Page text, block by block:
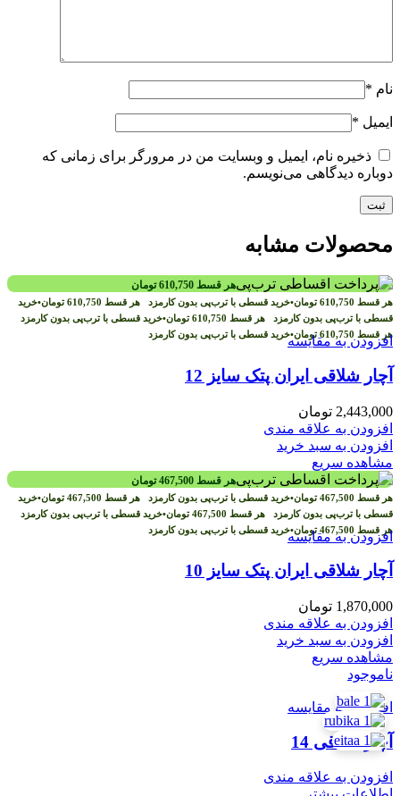
نام *
ایمیل *
ذخیره نام، ایمیل و وبسایت من در مرورگر برای زمانی که
دوباره دیدگاهی می‌نویسم.
محصولات مشابه
هر قسط 610,750 تومان
هر قسط 610,750 تومان•خرید قسطی با ترب‌پی بدون کارمزد هر قسط 610,750 تومان•خرید
قسطی با ترب‌پی بدون کارمزد هر قسط 610,750 تومان•خرید قسطی با ترب‌پی بدون کارمزد
هر قسط 610,750 تومان•خرید قسطی با ترب‌پی بدون کارمزدافزودن به مقایسه
آچار شلاقی ایران پتک سایز 12
2,443,000 تومان
افزودن به علاقه مندی
افزودن به سبد خرید
مشاهده سریع
هر قسط 467,500 تومان
هر قسط 467,500 تومان•خرید قسطی با ترب‌پی بدون کارمزد هر قسط 467,500 تومان•خرید
قسطی با ترب‌پی بدون کارمزد هر قسط 467,500 تومان•خرید قسطی با ترب‌پی بدون کارمزد
هر قسط 467,500 تومان•خرید قسطی با ترب‌پی بدون کارمزدافزودن به مقایسه
آچار شلاقی ایران پتک سایز 10
1,870,000 تومان
افزودن به علاقه مندی
افزودن به سبد خرید
مشاهده سریع
ناموجود
افزودن به مقایسه
آچار شلاقی 14
افزودن به علاقه مندی